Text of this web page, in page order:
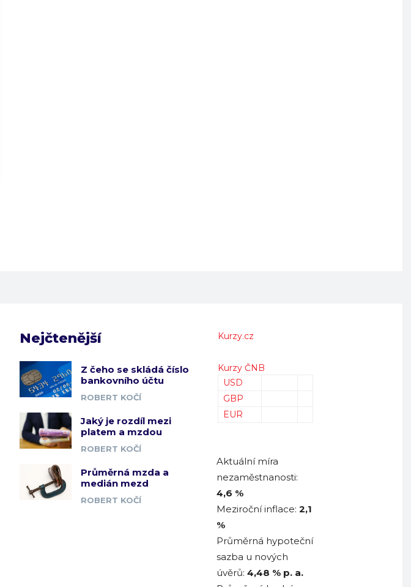
Nejčtenější
Z čeho se skládá číslo
bankovního účtu
ROBERT KOČÍ
Jaký je rozdíl mezi
platem a mzdou
ROBERT KOČÍ
Průměrná mzda a
medián mezd
ROBERT KOČÍ
Kurzy.cz
Kurzy ČNB
USD
GBP
EUR
Aktuální míra
nezaměstnanosti:
4,6 %
Meziroční inflace: 2,1
%
Průměrná hypoteční
sazba u nových
úvěrů: 4,48 % p. a.